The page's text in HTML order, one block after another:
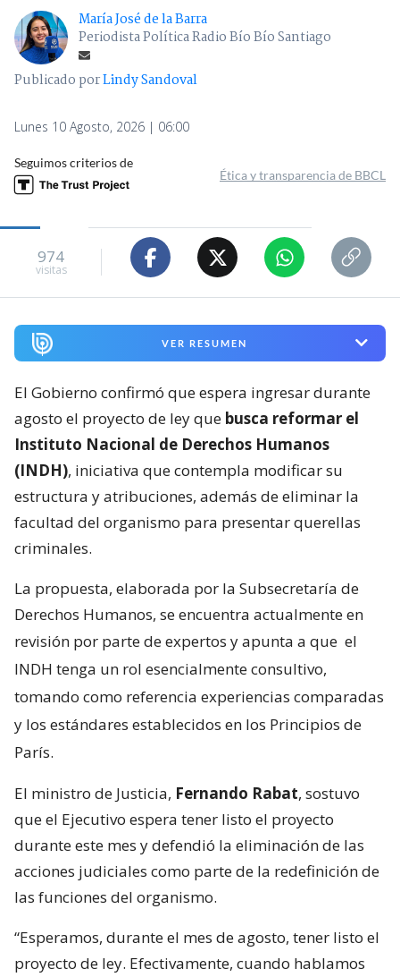
María José de la Barra
Periodista Política Radio Bío Bío Santiago
Publicado porLindy Sandoval
Lunes 10 Agosto, 2026 | 06:00
Seguimos criterios de
Ética y transparencia de BBCL
974
visitas
VER RESUMEN
El Gobierno confirmó que espera ingresar durante
agosto el proyecto de ley que busca reformar el
Instituto Nacional de Derechos Humanos
(INDH), iniciativa que contempla modificar su
estructura y atribuciones, además de eliminar la
facultad del organismo para presentar querellas
criminales.
La propuesta, elaborada por la Subsecretaría de
Derechos Humanos, se encuentra actualmente en
revisión por parte de expertos y apunta a que el
INDH tenga un rol esencialmente consultivo,
tomando como referencia experiencias comparadas
y los estándares establecidos en los Principios de
París.
El ministro de Justicia, Fernando Rabat, sostuvo
que el Ejecutivo espera tener listo el proyecto
durante este mes y defendió la eliminación de las
acciones judiciales como parte de la redefinición de
las funciones del organismo.
“Esperamos, durante el mes de agosto, tener listo el
proyecto de ley. Efectivamente, cuando hablamos